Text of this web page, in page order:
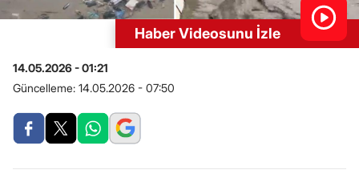
Haber Videosunu İzle
14.05.2026 - 01:21
Güncelleme: 14.05.2026 - 07:50